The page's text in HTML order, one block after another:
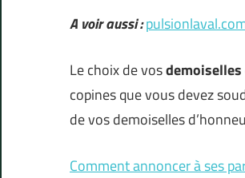
A voir aussi :
Le choix de vosdemoiselles
copines que vous devez
de vos demoiselles
Comment annoncer à ses